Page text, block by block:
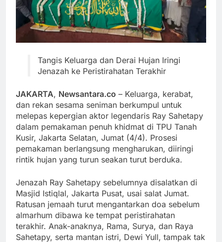
Tangis Keluarga dan Derai Hujan Iringi
Jenazah ke Peristirahatan Terakhir
JAKARTA, Newsantara.co – Keluarga, kerabat,
dan rekan sesama seniman berkumpul untuk
melepas kepergian aktor legendaris Ray Sahetapy
dalam pemakaman penuh khidmat di TPU Tanah
Kusir, Jakarta Selatan, Jumat (4/4). Prosesi
pemakaman berlangsung mengharukan, diiringi
rintik hujan yang turun seakan turut berduka.
Jenazah Ray Sahetapy sebelumnya disalatkan di
Masjid Istiqlal, Jakarta Pusat, usai salat Jumat.
Ratusan jemaah turut mengantarkan doa sebelum
almarhum dibawa ke tempat peristirahatan
terakhir. Anak-anaknya, Rama, Surya, dan Raya
Sahetapy, serta mantan istri, Dewi Yull, tampak tak